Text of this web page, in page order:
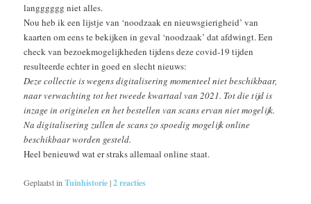
langggggg niet alles.
Nou heb ik een lijstje van ‘noodzaak en nieuwsgierigheid’ van
kaarten om eens te bekijken in geval ‘noodzaak’ dat afdwingt. Een
check van bezoekmogelijkheden tijdens deze covid-19 tijden
resulteerde echter in goed en slecht nieuws:
Deze collectie is wegens digitalisering momenteel niet beschikbaar,
naar verwachting tot het tweede kwartaal van 2021. Tot die tijd is
inzage in originelen en het bestellen van scans ervan niet mogelijk.
Na digitalisering zullen de scans zo spoedig mogelijk online
beschikbaar worden gesteld.
Heel benieuwd wat er straks allemaal online staat.
Geplaatst in Tuinhistorie|2reacties